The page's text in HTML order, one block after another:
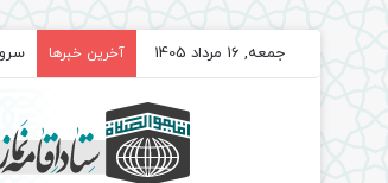
جمعه, 16 مرداد 1405 آخرین خبرها